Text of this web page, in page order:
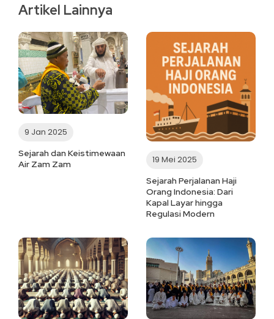
Artikel Lainnya
9 Jan 2025
Sejarah dan Keistimewaan
Air Zam Zam
19 Mei 2025
Sejarah Perjalanan Haji
Orang Indonesia: Dari
Kapal Layar hingga
Regulasi Modern